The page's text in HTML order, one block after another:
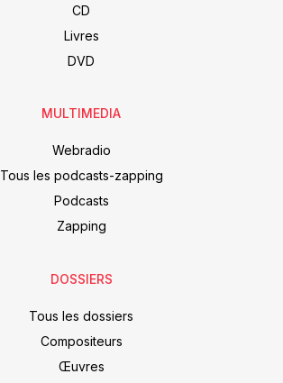
CD
Livres
DVD
MULTIMEDIA
Webradio
Tous les podcasts-zapping
Podcasts
Zapping
DOSSIERS
Tous les dossiers
Compositeurs
Œuvres